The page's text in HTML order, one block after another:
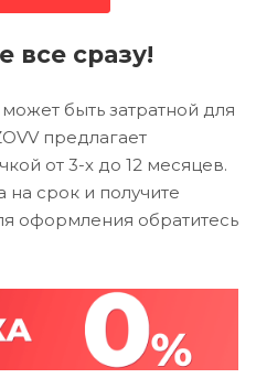
все сразу!
быть затратной для
предлагает
от 3-х до 12 месяцев.
срок и получите
оформления обратитесь